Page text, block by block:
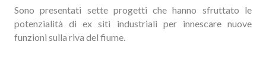
Sono presentati sette progetti che hanno sfruttato le
potenzialità di ex siti industriali per innescare nuove
funzioni sulla riva del fiume.